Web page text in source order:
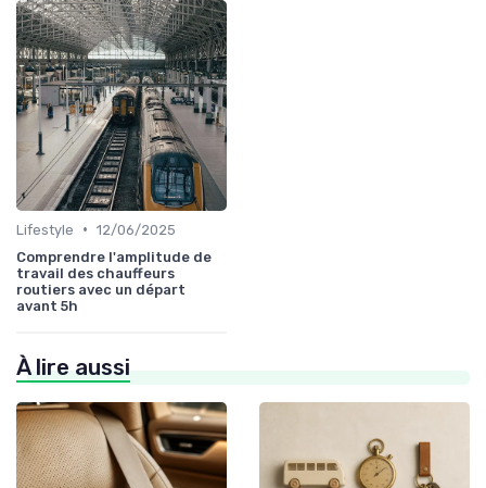
Lifestyle • 12/06/2025
Comprendre l'amplitude de
travail des chauffeurs
routiers avec un départ
avant 5h
À lire aussi